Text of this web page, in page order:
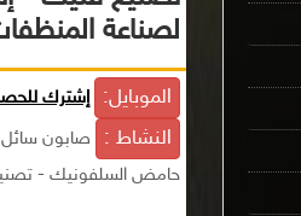
لصناعة
الموبايل: إشترك
النشاط :
صابون
حامض السلفونيك -